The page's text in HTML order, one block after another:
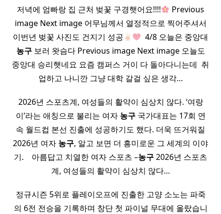
저녁에 엄빠랑 집 근처 벚꽃 구경햇어요!!!!
Previous
image Next image 어무님께서 열정적으로 찍어주셔서
이번년 벚꽃 사진도 건지기 성공
​ 4/8 오늘은 중앙대
농구보러 왓슴다 Previous image Next image 오늘도
중앙대 승리햇네요 요즘 캠퍼스 거이 다 돌아다니는데 ​ 취
업하고 나니깐 그냥 대학 갈걸 싶은 생각…
2026년 스포츠계, 여성들의 활약이 심상치 않다. ‘여랑
이’라는 애칭으로 불리는 여자 농구국가대표는 17회 연
속 월드컵 본선 진출에 성공하기도 했다. 더욱 뜨거워질
2026년 여자 농구, 알고 보면 더 흥미로운 그 세계의 이야
기. ​ ​ ​ 아름답고 치열한 여자 스포츠 –농구2026년 스포츠
계, 여성들의 활약이 심상치 않다…
정규시즌 5위로 플레이오프에 진출한 고양 소노는 파죽
의 6전 전승을 기록하며 창단 첫 파이널 무대에 올랐습니